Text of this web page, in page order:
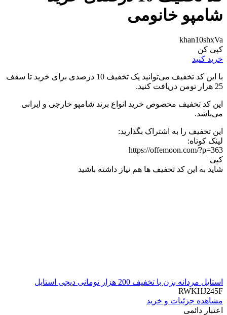
شامپو خانومی
khan10shxVa
کپی کن
خرید کنید
با این کد تخفیف می‌توانید یک تخفیف 10 درصدی برای خرید تا سقف
25 هزار تومن دریافت کنید.
این کد تخفیف مخصوص خرید انواع برند شامپو خارجی و ایرانی
می‌باشد.
این تخفیف را به اشتراک بگذارید:
لینک کوتاه:
https://offemoon.com/?p=363
کپی
شاید به این کد تخفیف ها هم نیاز داشته باشید
استایل مردانه بزن با تخفیف 200 هزار تومانی دیجی استایل
RWKHJ245F
مشاهده جزئیات و خرید
اعتبار دائمی